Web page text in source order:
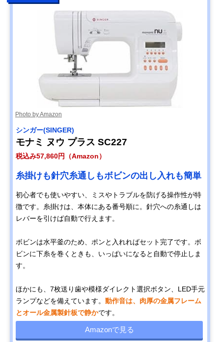
Photo by Amazon
シンガー(SINGER)
モナミ ヌウ プラス SC227
税込み57,860円（Amazon）
糸掛けも針穴糸通しもボビンの出し入れも簡単
初心者でも使いやすい、ミスやトラブルを防げる操作性が特
徴です。糸掛けは、本体にある番号順に。針穴への糸通しは
レバーを引けば自動で行えます。
ボビンは水平釜のため、ポンと入れればセット完了です。ボ
ビンに下糸を巻くときも、いっぱいになると自動で停止しま
す。
ほかにも、7枚送り歯や模様ダイレクト選択ボタン、LED手元
ランプなどを備えています。 動作音は、肉厚の金属フレーム
とオール金属製針板で静かです。
Amazonで見る